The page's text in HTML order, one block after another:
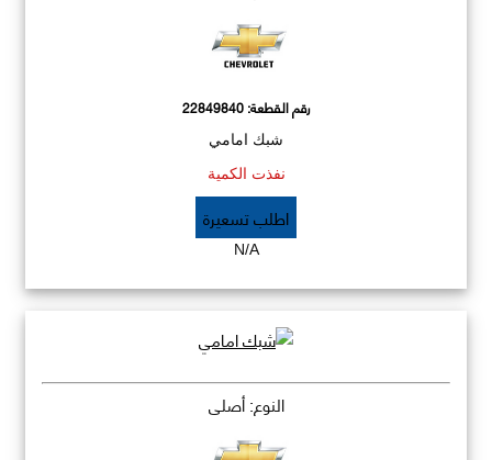
رقم القطعة:22849840
شبك امامي
نفذت الكمية
اطلب تسعيرة
N/A
النوع: أصلي